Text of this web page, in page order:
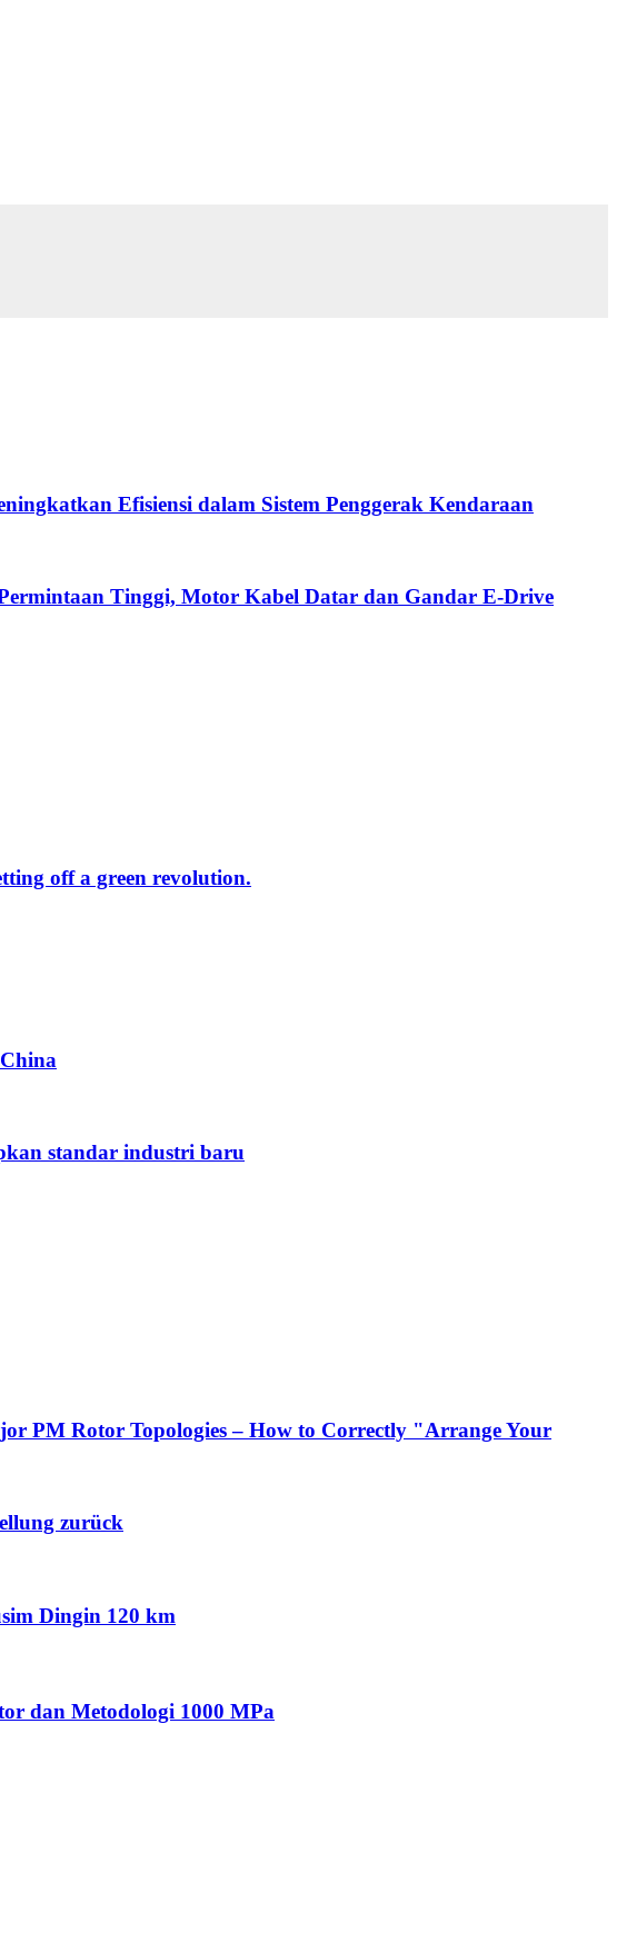
Efisiensi dalam Sistem Penggerak Kendaraan
Tinggi, Motor Kabel Datar dan Gandar E-Drive
off a green revolution.
standar industri baru
PM Rotor Topologies – How to Correctly "Arrange Your
zurück
Dingin 120 km
dan Metodologi 1000 MPa